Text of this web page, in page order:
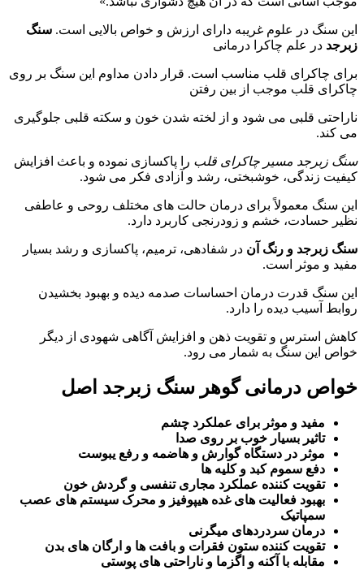
سنگ در علوم غریبه دارای ارزش و خواص بالایی است.سنگ
در علم چاکرا درمانی
چاکرای قلب مناسب است. قرار دادن مداوم این سنگ بر روی
قلب موجب از بین رفتن
قلبی می شود و از لخته شدن خون و سکته قلبی جلوگیری
زبرجد مسیر چاکرای قلبرا پاکسازی نموده و باعث افزایش
زندگی، خوشبختی، رشد و آزادی فکر می شود.
سنگ معمولاً برای درمان حالت های مختلف روحی و عاطفی
حسادت، خشم و زودرنجی کاربرد دارد.
زبرجد و رنگ آندر شفادهی، ترمیم، پاکسازی و رشد بسیار
و موثر است.
سنگ قدرت درمان احساسات صدمه دیده و بهبود بخشیدن
آسیب دیده را دارد.
استرس و تقویت ذهن و افزایش آگاهی شهودی از دیگر
این سنگ به شمار می رود.
درمانی گوهر سنگ زبرجد اصل
مفید و موثر برای عملکرد چشم
تاثیر بسیار خوب بر روی صدا
موثر در دستگاه گوارش و هاضمه و رفع یبوست
دفع سموم کبد و کلیه ها
تقویت کننده عملکرد مجاری تنفسی و گردش خون
بهبود فعالیت های غده هیپوفیز و محرک سیستم های عصب
سمپاتیک
درمان سردردهای میگرنی
تقویت کننده ستون فقرات و بافت ها و ارگان های بدن
مقابله با آکنه و اگزما و ناراحتی های پوستی